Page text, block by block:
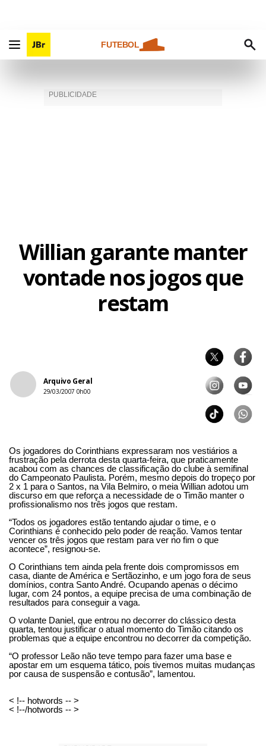
FUTEBOL
Willian garante manter
vontade nos jogos que
restam
Arquivo Geral
29/03/2007 0h00
Os jogadores do Corinthians expressaram nos vestiários a
frustração pela derrota desta quarta-feira, que praticamente
acabou com as chances de classificação do clube à semifinal
do Campeonato Paulista. Porém, mesmo depois do tropeço por
2 x 1 para o Santos, na Vila Belmiro, o meia Willian adotou um
discurso em que reforça a necessidade de o Timão manter o
profissionalismo nos três jogos que restam.
“Todos os jogadores estão tentando ajudar o time, e o
Corinthians é conhecido pelo poder de reação. Vamos tentar
vencer os três jogos que restam para ver no fim o que
acontece”, resignou-se.
O Corinthians tem ainda pela frente dois compromissos em
casa, diante de América e Sertãozinho, e um jogo fora de seus
domínios, contra Santo André. Ocupando apenas o décimo
lugar, com 24 pontos, a equipe precisa de uma combinação de
resultados para conseguir a vaga.
O volante Daniel, que entrou no decorrer do clássico desta
quarta, tentou justificar o atual momento do Timão citando os
problemas que a equipe encontrou no decorrer da competição.
“O professor Leão não teve tempo para fazer uma base e
apostar em um esquema tático, pois tivemos muitas mudanças
por causa de suspensão e contusão”, lamentou.
< !-- hotwords -- >
< !--/hotwords -- >